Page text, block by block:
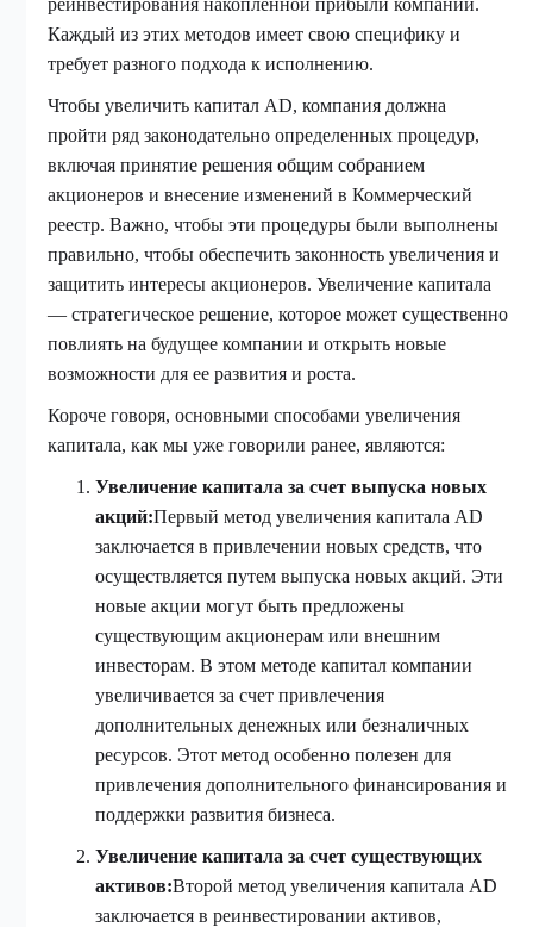
реинвестирования накопленной прибыли компании.
Каждый из этих методов имеет свою специфику и
требует разного подхода к исполнению.
Чтобы увеличить капитал AD, компания должна
пройти ряд законодательно определенных процедур,
включая принятие решения общим собранием
акционеров и внесение изменений в Коммерческий
реестр. Важно, чтобы эти процедуры были выполнены
правильно, чтобы обеспечить законность увеличения и
защитить интересы акционеров. Увеличение капитала
— стратегическое решение, которое может существенно
повлиять на будущее компании и открыть новые
возможности для ее развития и роста.
Короче говоря, основными способами увеличения
капитала, как мы уже говорили ранее, являются:
Увеличение капитала за счет выпуска новых
акций:Первый метод увеличения капитала AD
заключается в привлечении новых средств, что
осуществляется путем выпуска новых акций. Эти
новые акции могут быть предложены
существующим акционерам или внешним
инвесторам. В этом методе капитал компании
увеличивается за счет привлечения
дополнительных денежных или безналичных
ресурсов. Этот метод особенно полезен для
привлечения дополнительного финансирования и
поддержки развития бизнеса.
Увеличение капитала за счет существующих
активов:Второй метод увеличения капитала AD
заключается в реинвестировании активов,